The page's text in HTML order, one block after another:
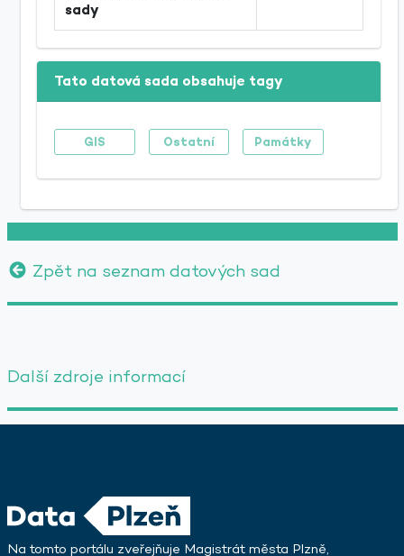
sady
Tato datová sada obsahuje tagy
GIS Ostatní Památky
Zpět na seznam datových sad
Další zdroje informací
Na tomto portálu zveřejňuje Magistrát města Plzně,